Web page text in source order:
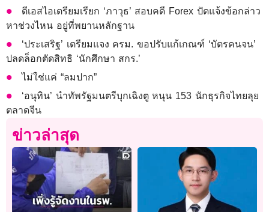
ดีเอสไอเตรียมเรียก ‘ภาวุธ’ สอบคดี Forex ปัดแจ้งข้อกล่าว
หาช่วงไหน อยู่ที่พยานหลักฐาน
‘ประเสริฐ’ เตรียมแจง ครม. ขอปรับแก้เกณฑ์ ‘บัตรคนจน’
ปลดล็อกตัดสิทธิ ‘นักศึกษา สกร.’
ไม่ใช่แค่ “ลมปาก”
‘อนุทิน’ นำทัพรัฐมนตรีบุกเฉิงตู หนุน 153 นักธุรกิจไทยลุย
ตลาดจีน
ข่าวล่าสุด